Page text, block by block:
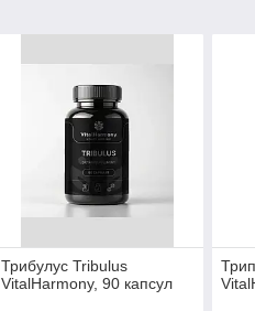
Трибулус Tribulus
VitalHarmony, 90 капсул